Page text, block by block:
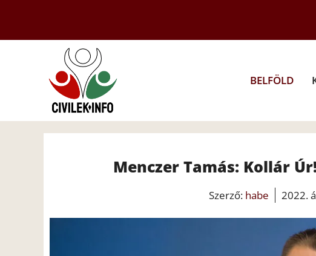
tartalomba
BELFÖLD
Menczer Tamás: Kollár
Szerző: habe 2022.